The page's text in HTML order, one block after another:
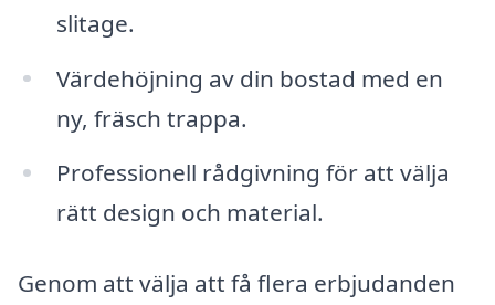
slitage.
Värdehöjning av din bostad med en
ny, fräsch trappa.
Professionell rådgivning för att välja
rätt design och material.
Genom att välja att få flera erbjudanden